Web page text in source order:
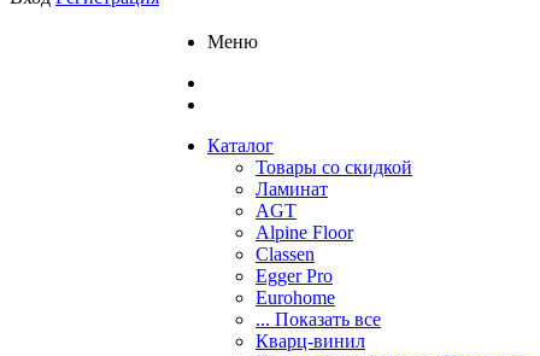
Меню
Каталог
Товары со скидкой
Ламинат
AGT
Alpine Floor
Classen
Egger Pro
Eurohome
... Показать все
Кварц-винил